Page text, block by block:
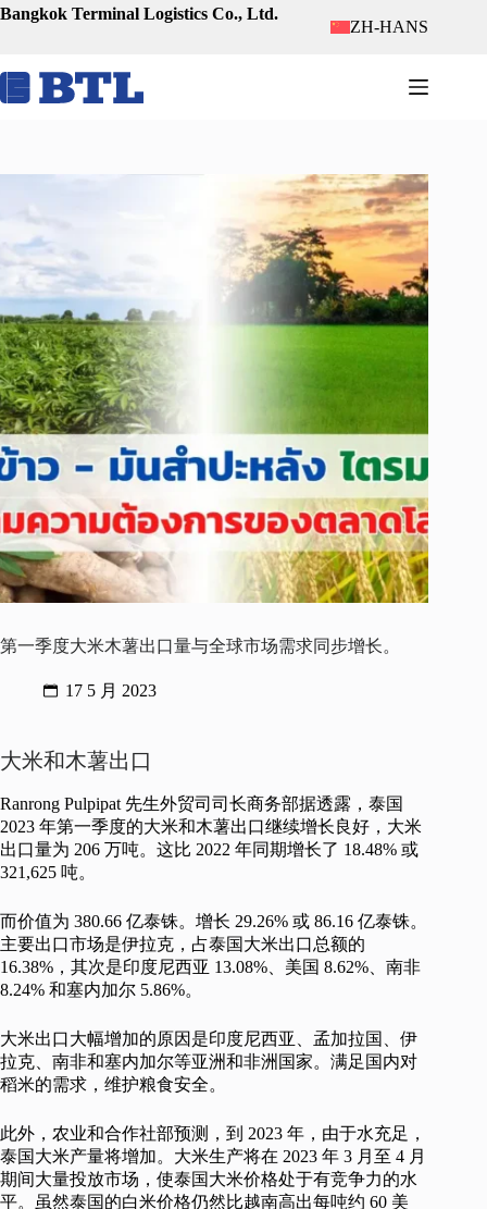
跳
容
Bangkok Terminal Logistics Co., Ltd.
ZH-HANS
第一季度大米木薯出口量与全球市场需求同步增长。
17 5 月 2023
大米和木薯出口
Ranrong Pulpipat 先生外贸司司长商务部据透露，泰国
2023 年第一季度的大米和木薯出口继续增长良好，大米
出口量为 206 万吨。这比 2022 年同期增长了 18.48% 或
321,625 吨。
而价值为 380.66 亿泰铢。增长 29.26% 或 86.16 亿泰铢。
主要出口市场是伊拉克，占泰国大米出口总额的
16.38%，其次是印度尼西亚 13.08%、美国 8.62%、南非
8.24% 和塞内加尔 5.86%。
大米出口大幅增加的原因是印度尼西亚、孟加拉国、伊
拉克、南非和塞内加尔等亚洲和非洲国家。满足国内对
稻米的需求，维护粮食安全。
此外，农业和合作社部预测，到 2023 年，由于水充足，
泰国大米产量将增加。大米生产将在 2023 年 3 月至 4 月
期间大量投放市场，使泰国大米价格处于有竞争力的水
平。虽然泰国的白米价格仍然比越南高出每吨约 60 美